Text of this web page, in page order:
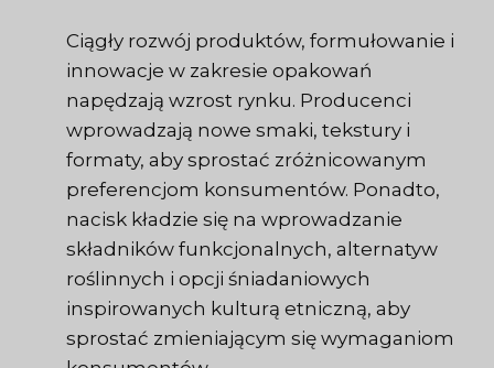
Ciągły rozwój produktów, formułowanie i
innowacje w zakresie opakowań
napędzają wzrost rynku. Producenci
wprowadzają nowe smaki, tekstury i
formaty, aby sprostać zróżnicowanym
preferencjom konsumentów. Ponadto,
nacisk kładzie się na wprowadzanie
składników funkcjonalnych, alternatyw
roślinnych i opcji śniadaniowych
inspirowanych kulturą etniczną, aby
sprostać zmieniającym się wymaganiom